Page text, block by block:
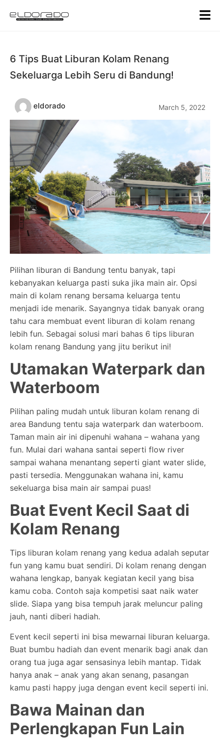
6 Tips Buat Liburan Kolam Renang
Sekeluarga Lebih Seru di Bandung!
eldorado March 5, 2022
Pilihan liburan di Bandung tentu banyak, tapi
kebanyakan keluarga pasti suka jika main air. Opsi
main di kolam renang bersama keluarga tentu
menjadi ide menarik. Sayangnya tidak banyak orang
tahu cara membuat event liburan di kolam renang
lebih fun. Sebagai solusi mari bahas 6 tips liburan
kolam renang Bandung yang jitu berikut ini!
Utamakan Waterpark dan
Waterboom
Pilihan paling mudah untuk liburan kolam renang di
area Bandung tentu saja waterpark dan waterboom.
Taman main air ini dipenuhi wahana – wahana yang
fun. Mulai dari wahana santai seperti flow river
sampai wahana menantang seperti giant water slide,
pasti tersedia. Menggunakan wahana ini, kamu
sekeluarga bisa main air sampai puas!
Buat Event Kecil Saat di
Kolam Renang
Tips liburan kolam renang yang kedua adalah seputar
fun yang kamu buat sendiri. Di kolam renang dengan
wahana lengkap, banyak kegiatan kecil yang bisa
kamu coba. Contoh saja kompetisi saat naik water
slide. Siapa yang bisa tempuh jarak meluncur paling
jauh, nanti diberi hadiah.
Event kecil seperti ini bisa mewarnai liburan keluarga.
Buat bumbu hadiah dan event menarik bagi anak dan
orang tua juga agar sensasinya lebih mantap. Tidak
hanya anak – anak yang akan senang, pasangan
kamu pasti happy juga dengan event kecil seperti ini.
Bawa Mainan dan
Perlengkapan Fun Lain